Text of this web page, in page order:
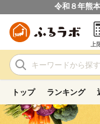
令和８年熊
上
トップ ランキング